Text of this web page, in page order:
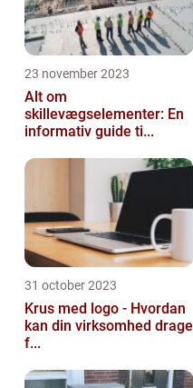
23 november 2023
Alt om
skillevægselementer: En
informativ guide ti...
31 october 2023
Krus med logo - Hvordan
kan din virksomhed drage
f...